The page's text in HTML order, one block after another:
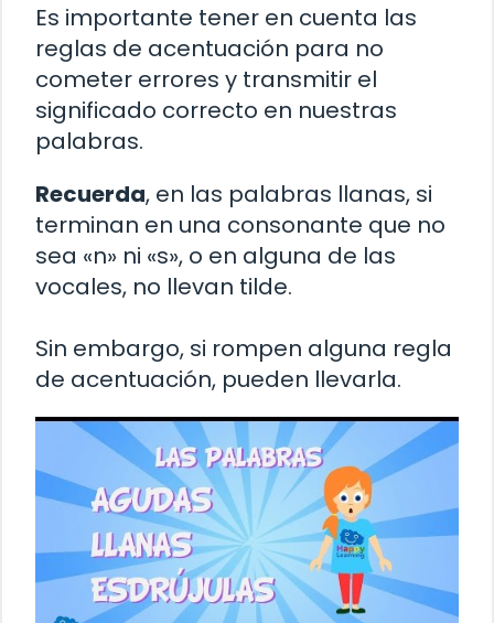
Es importante tener en cuenta las
reglas de acentuación para no
cometer errores y transmitir el
significado correcto en nuestras
palabras.
Recuerda, en las palabras llanas, si
terminan en una consonante que no
sea «n» ni «s», o en alguna de las
vocales, no llevan tilde.
Sin embargo, si rompen alguna regla
de acentuación, pueden llevarla.